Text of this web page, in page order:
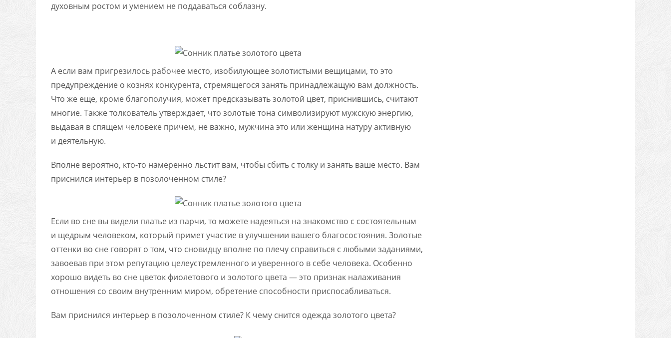
духовным ростом и умением не поддаваться соблазну.
А если вам пригрезилось рабочее место, изобилующее золотистыми вещицами, то это
предупреждение о кознях конкурента, стремящегося занять принадлежащую вам должность.
Что же еще, кроме благополучия, может предсказывать золотой цвет, приснившись, считают
многие. Также толкователь утверждает, что золотые тона символизируют мужскую энергию,
выдавая в спящем человеке причем, не важно, мужчина это или женщина натуру активную
и деятельную.
Вполне вероятно, кто-то намеренно льстит вам, чтобы сбить с толку и занять ваше место. Вам
приснился интерьер в позолоченном стиле?
Если во сне вы видели платье из парчи, то можете надеяться на знакомство с состоятельным
и щедрым человеком, который примет участие в улучшении вашего благосостояния. Золотые
оттенки во сне говорят о том, что сновидцу вполне по плечу справиться с любыми заданиями,
завоевав при этом репутацию целеустремленного и уверенного в себе человека. Особенно
хорошо видеть во сне цветок фиолетового и золотого цвета — это признак налаживания
отношения со своим внутренним миром, обретение способности приспосабливаться.
Вам приснился интерьер в позолоченном стиле? К чему снится одежда золотого цвета?